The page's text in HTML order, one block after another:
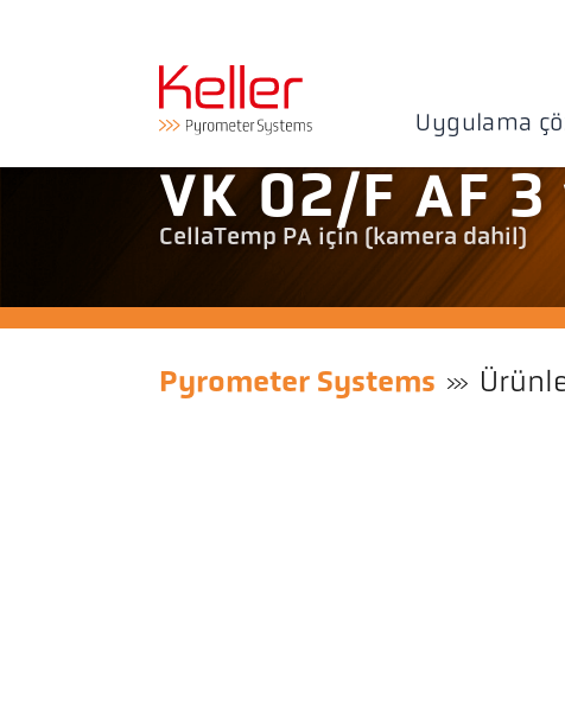
Uygulama
VK 02/F AF
CellaTemp PA için (kamera dahil)
Pyrometer Systems